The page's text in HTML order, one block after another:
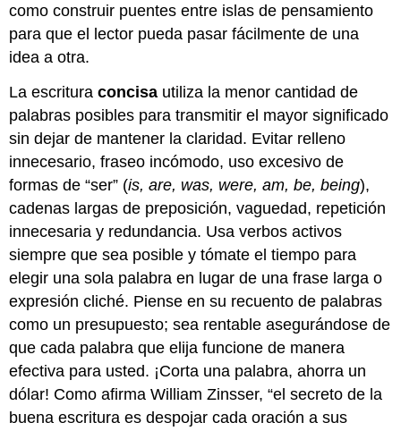
como construir puentes entre islas de pensamiento
para que el lector pueda pasar fácilmente de una
idea a otra.
La escrituraconcisa utiliza la menor cantidad de
palabras posibles para transmitir el mayor significado
sin dejar de mantener la claridad. Evitar relleno
innecesario, fraseo incómodo, uso excesivo de
formas de “ser” (is, are, was, were, am, be, being),
cadenas largas de preposición, vaguedad, repetición
innecesaria y redundancia. Usa verbos activos
siempre que sea posible y tómate el tiempo para
elegir una sola palabra en lugar de una frase larga o
expresión cliché. Piense en su recuento de palabras
como un presupuesto; sea rentable asegurándose de
que cada palabra que elija funcione de manera
efectiva para usted. ¡Corta una palabra, ahorra un
dólar! Como afirma William Zinsser, “el secreto de la
buena escritura es despojar cada oración a sus